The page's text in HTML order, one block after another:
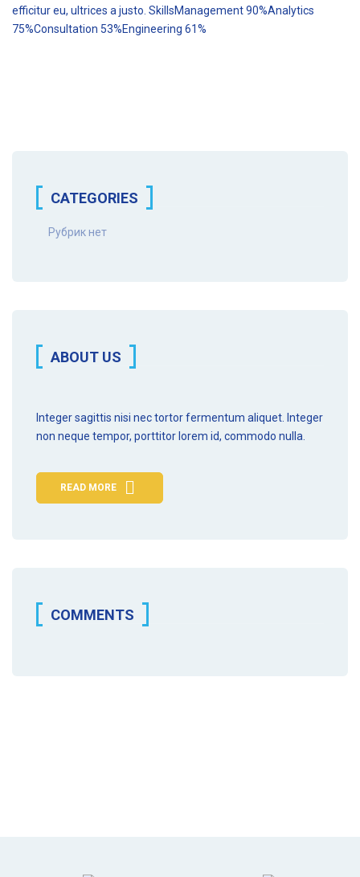
efficitur eu, ultrices a justo. SkillsManagement 90%Analytics
75%Consultation 53%Engineering 61%
CATEGORIES
Рубрик нет
ABOUT US
Integer sagittis nisi nec tortor fermentum aliquet. Integer
non neque tempor, porttitor lorem id, commodo nulla.
READ MORE
COMMENTS